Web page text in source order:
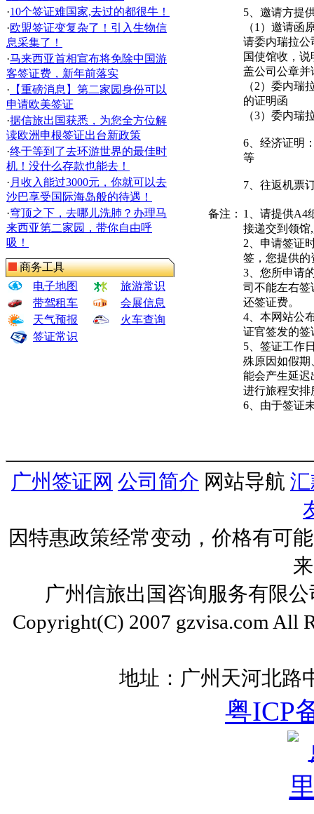
·10个签证难国家,去过的都很牛！
·欧盟签证变复杂了！引入生物信
息采集了！
·马来西亚首相宣布将免除中国游
客签证费，新年前落实
· 【重磅消息】第二家园身份可以
申请欧美签证
·据信旅出国获悉，为您全方位解
读欧洲申根签证出台新政策
·终于等到了去环游世界的最佳时
机！没什么存款也能去！
· 月收入能过3000元，你就可以去
沙巴享受国际海岛般的待遇！
·穹顶之下，去哪儿洗肺？办理马
来西亚第二家园，带你自由呼
吸！
商务工具
电子地图
旅游常识
带驾租车
会展信息
天气预报
火车查询
签证常识
5、邀请方提
（1）邀请函
请委内瑞拉公
国使馆收，
盖公司公章并
（2）委内瑞
的证明函
（3）委内瑞
6、经济证明
等
7、往返机票
备注： 1、请提供A4
接递交到领馆
2、申请签证
签，您提供的
3、您所申请
司不能左右签
还签证费。
4、本网站公
证官签发的签
5、签证工作
殊原因如假期
能会产生延迟
进行旅程安排
6、由于签证
广州签证网 公司简介 网站导航
因特惠政策经常变动，价格有可
广州信旅出国咨询服务有限
Copyright(C) 2007 gzvisa.com All
地址：广州天河北路
粤ICP